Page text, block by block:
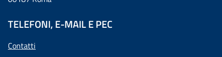
TELEFONI, E-MAIL E PEC
Contatti